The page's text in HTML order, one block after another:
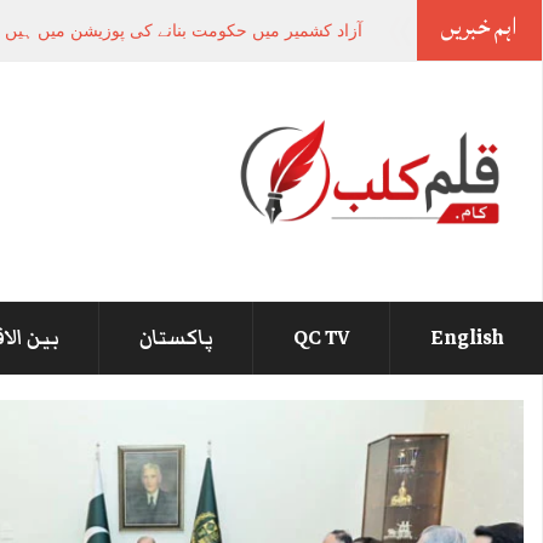
اہم خبریں کر اچی پورٹ پر -
English
QC TV پاکستان بین